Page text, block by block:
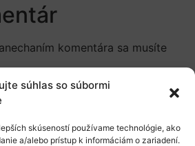
súhlas so súbormi
skúseností používame technológie, ako
a/alebo prístup k informáciám o zariadení.
komentára sa musíte